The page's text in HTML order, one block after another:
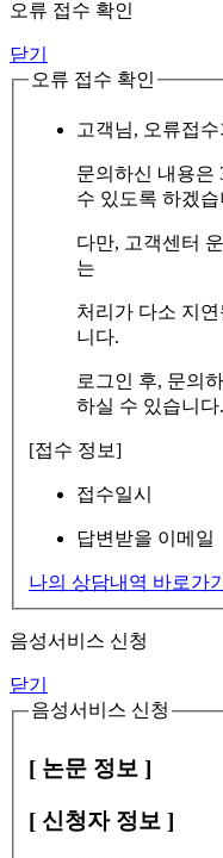
오류 접수 확인
닫기
오류 접수 확인
고객님, 오류접
문의하신 내용은
수 있도록 하겠습
다만, 고객센터
는
처리가 다소 지
니다.
로그인 후, 문의
하실 수 있습니다.
[접수 정보]
접수일시
답변받을 이메일
나의 상담내역 바로가기
음성서비스 신청
닫기
음성서비스 신청
[ 논문 정보 ]
[ 신청자 정보 ]